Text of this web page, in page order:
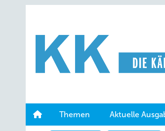
Hauptinhalt
Hauptmenü
Themen Aktuelle